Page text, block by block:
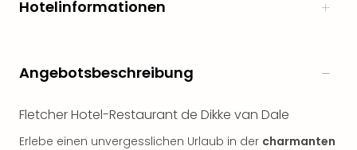
Hotelinformationen
Angebotsbeschreibung
Fletcher Hotel-Restaurant de Dikke van Dale
Erlebe einen unvergesslichen Urlaub in der charmanten